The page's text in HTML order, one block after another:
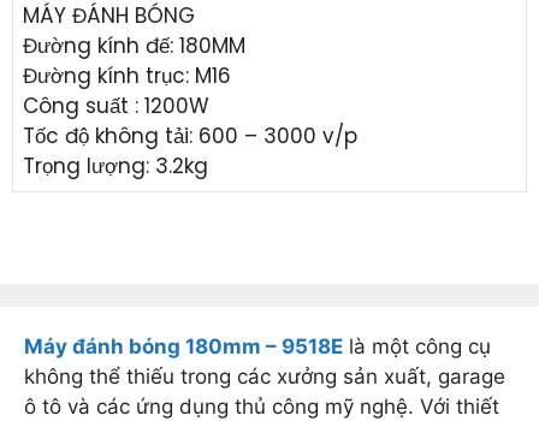
MÁY ĐÁNH BÓNG
Đường kính đế: 180MM
Đường kính trục: M16
Công suất : 1200W
Tốc độ không tải: 600 – 3000 v/p
Trọng lượng: 3.2kg
Máy đánh bóng 180mm – 9518E là một công cụ
không thể thiếu trong các xưởng sản xuất, garage
ô tô và các ứng dụng thủ công mỹ nghệ. Với thiết